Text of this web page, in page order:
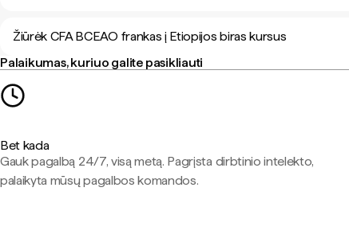
Žiūrėk CFA BCEAO frankas į Etiopijos biras kursus
Palaikumas, kuriuo galite pasikliauti
Bet kada
Gauk pagalbą 24/7, visą metą. Pagrįsta dirbtinio intelekto,
palaikyta mūsų pagalbos komandos.